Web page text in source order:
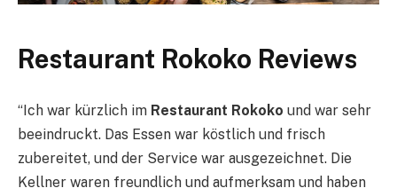
Restaurant Rokoko Reviews
“Ich war kürzlich im Restaurant Rokoko und war sehr
beeindruckt. Das Essen war köstlich und frisch
zubereitet, und der Service war ausgezeichnet. Die
Kellner waren freundlich und aufmerksam und haben